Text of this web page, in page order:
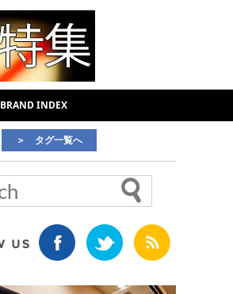
BRAND INDEX
＞ タグ一覧へ